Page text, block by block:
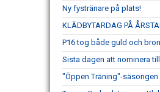
Ny fystränare på plats!
KLÄDBYTARDAG PÅ
P16 tog både guld och
Sista dagen att nominera
"Öppen Träning"-säsongen